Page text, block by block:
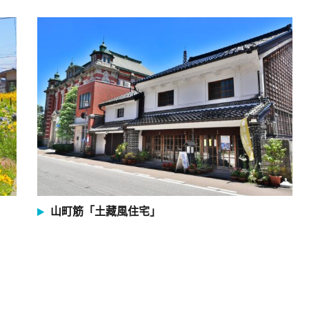
山町筋「土藏風住宅」